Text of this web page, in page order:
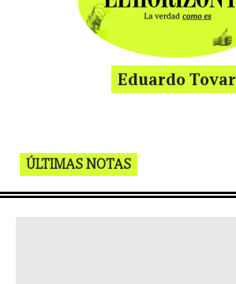
Eduardo Tovar
ÚLTIMAS NOTAS